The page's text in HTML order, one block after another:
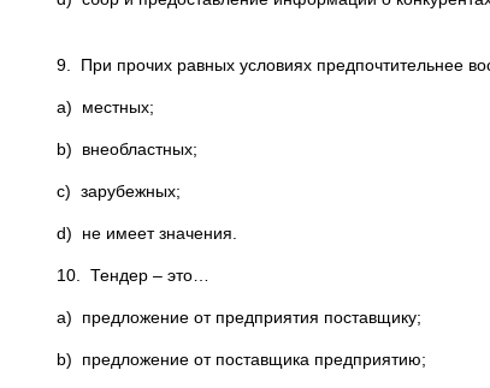
9. При прочих равных условиях предпочтительнее
a) местных;
b) внеобластных;
c) зарубежных;
d) не имеет значения.
10. Тендер – это…
a) предложение от предприятия поставщику;
b) предложение от поставщика предприятию;